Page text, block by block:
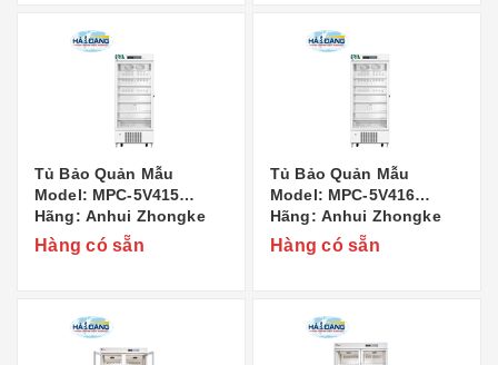
Tủ Bảo Quản Mẫu
Model: MPC-5V415
Hãng: Anhui Zhongke
Duling Commercial
Appliance Co..,Ltd Xuất
Hàng có sẵn
Tủ Bảo Quản Mẫu
Model: MPC-5V416
Hãng: Anhui Zhongke
Duling Commercial
Appliance Co..,Ltd Xuất
Hàng có sẵn